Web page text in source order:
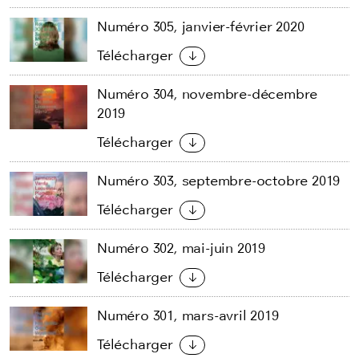
Numéro 305, janvier-février 2020
Télécharger
Numéro 304, novembre-décembre
2019
Télécharger
Numéro 303, septembre-octobre 2019
Télécharger
Numéro 302, mai-juin 2019
Télécharger
Numéro 301, mars-avril 2019
Télécharger